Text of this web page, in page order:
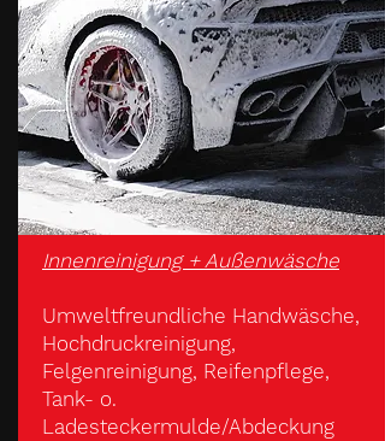
Innenreinigung + Außenwäsche
Umweltfreundliche Handwäsche,
Hochdruckreinigung,
Felgenreinigung, Reifenpflege,
Tank- o.
Ladesteckermulde/Abdeckung